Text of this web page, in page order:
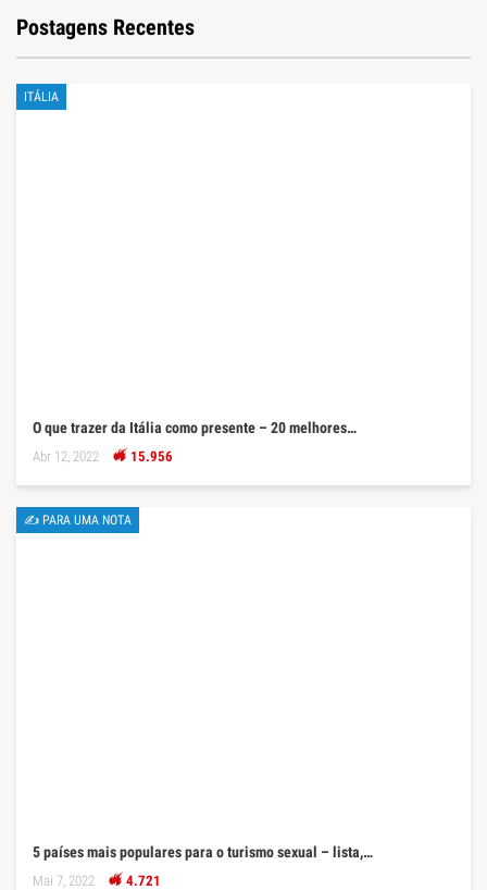
Postagens Recentes
ITÁLIA
O que trazer da Itália como presente – 20 melhores…
Abr 12, 2022 15.956
✍ PARA UMA NOTA
5 países mais populares para o turismo sexual – lista,…
Mai 7, 2022 4.721